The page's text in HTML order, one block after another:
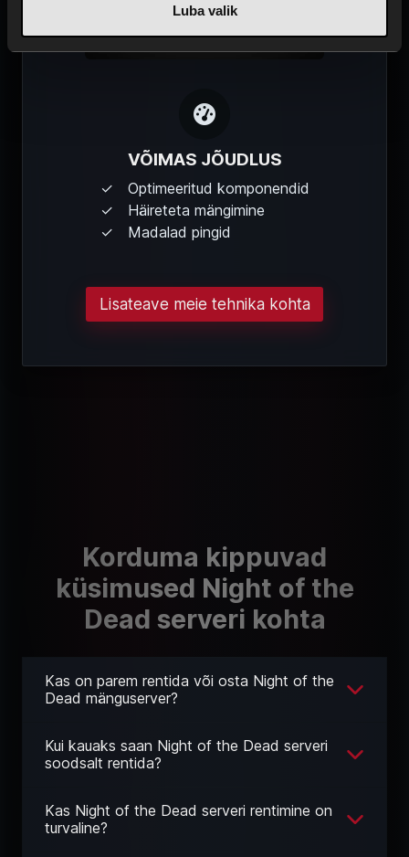
Luba valik
VÕIMAS JÕUDLUS
Optimeeritud komponendid
Häireteta mängimine
Madalad pingid
Lisateave meie tehnika kohta
Korduma kippuvad
küsimused Night of the
Dead serveri kohta
Kas on parem rentida või osta Night of the
Dead mänguserver?
Kui kauaks saan Night of the Dead serveri
soodsalt rentida?
Kas Night of the Dead serveri rentimine on
turvaline?